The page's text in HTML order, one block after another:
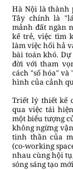
Hà Nội là thành
Tây chính là
mảnh đất ngàn
kế trẻ, việc tìm
làm việc hối hả
bài toán khó. Dự
đời với tham
cách "số hóa"
hình của cảnh
Triết lý thiết kế
qua việc tái
một biểu tượng
không ngừng
tinh thần của
(co-working
nhau cùng hội
sóng sáng tạo